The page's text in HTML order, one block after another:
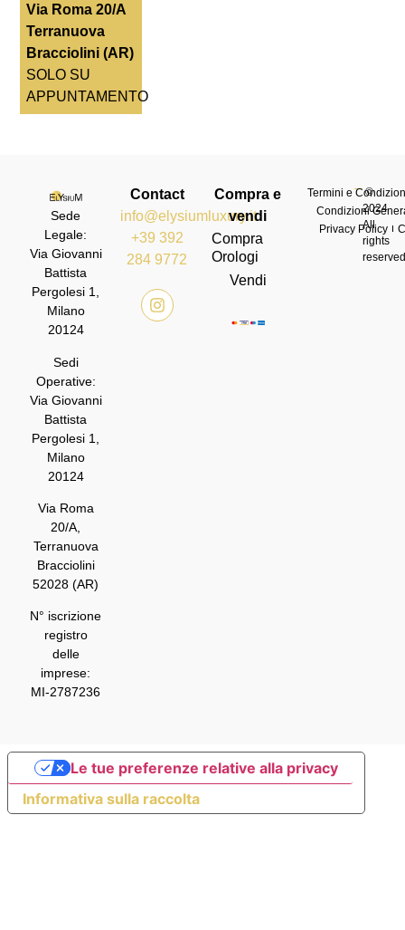
Via Roma 20/A
Terranuova
Bracciolini (AR)
SOLO SU
APPUNTAMENTO
Sede
Legale:
Via Giovanni
Battista
Pergolesi 1,
Milano
20124
Sedi
Operative:
Via Giovanni
Battista
Pergolesi 1,
Milano
20124
Via Roma
20/A,
Terranuova
Bracciolini
52028 (AR)
N° iscrizione
registro
delle
imprese:
MI-2787236
Contact
info@elysiumluxury.it
+39 392
284 9772
Compra e
vendi
Compra
Orologi
Vendi
©
2024
All
rights
Termini e
Condizioni
Privacy Policy
Informativa sulla raccolta
Le tue preferenze relative alla privacy